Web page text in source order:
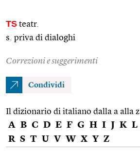
TS teatr.
s. priva di dialoghi
Correzioni e suggerimenti
Condividi
Il dizionario di italiano dalla a alla z
A B C D E F G H I J K L
R S T U V W X Y Z